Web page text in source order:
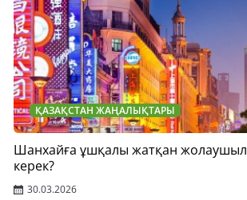
ҚАЗАҚСТАН ЖАҢАЛЫҚТАРЫ
Шанхайға ұшқалы жатқан
керек?
30.03.2026